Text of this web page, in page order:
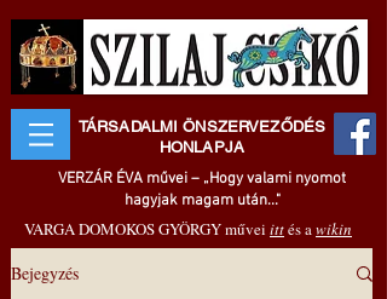
TÁRSADALMI ÖNSZERVEZŐDÉS
HONLAPJA
VERZÁR ÉVA művei – „Hogy valami nyomot
hagyjak magam után..."
VARGA DOMOKOS GYÖRGY művei ittés awikin
Bejegyzés